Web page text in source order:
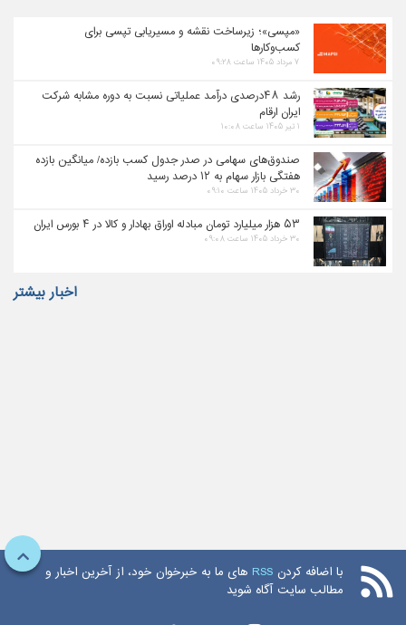
«مپسی»؛ زیرساخت نقشه و مسیریابی تپسی برای
کسب‌وکارها
۷ مرداد ۱۴۰۵ ساعت ۰۹:۲۸
رشد ۴۸درصدی درآمد عملیاتی نسبت به دوره مشابه شرکت
ایران ارقام
۱ تیر ۱۴۰۵ ساعت ۱۰:۰۸
صندوق‌های سهامی در صدر جدول کسب بازده/ میانگین بازده
هفتگی بازار سهام به ۱۲ درصد رسید
۳۰ خرداد ۱۴۰۵ ساعت ۰۹:۱۰
۵۳ هزار میلیارد تومان مبادله اوراق بهادار و کالا در ۴ بورس ایران
۳۰ خرداد ۱۴۰۵ ساعت ۰۹:۰۸
اخبار بیشتر
با اضافه کردن RSS های ما به خبرخوان خود، از آخرین اخبار و
مطالب سایت آگاه شوید